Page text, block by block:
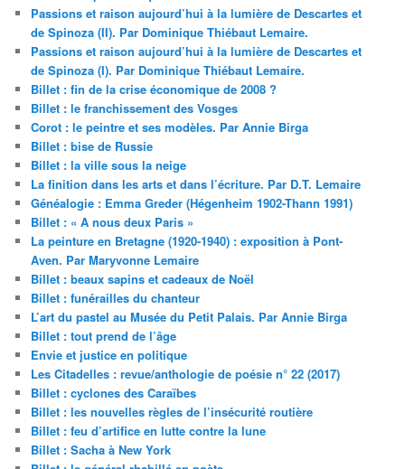
Passions et raison aujourd’hui à la lumière de Descartes et
de Spinoza (II). Par Dominique Thiébaut Lemaire.
Passions et raison aujourd’hui à la lumière de Descartes et
de Spinoza (I). Par Dominique Thiébaut Lemaire.
Billet : fin de la crise économique de 2008 ?
Billet : le franchissement des Vosges
Corot : le peintre et ses modèles. Par Annie Birga
Billet : bise de Russie
Billet : la ville sous la neige
La finition dans les arts et dans l’écriture. Par D.T. Lemaire
Généalogie : Emma Greder (Hégenheim 1902-Thann 1991)
Billet : « A nous deux Paris »
La peinture en Bretagne (1920-1940) : exposition à Pont-
Aven. Par Maryvonne Lemaire
Billet : beaux sapins et cadeaux de Noël
Billet : funérailles du chanteur
L’art du pastel au Musée du Petit Palais. Par Annie Birga
Billet : tout prend de l’âge
Envie et justice en politique
Les Citadelles : revue/anthologie de poésie n° 22 (2017)
Billet : cyclones des Caraïbes
Billet : les nouvelles règles de l’insécurité routière
Billet : feu d’artifice en lutte contre la lune
Billet : Sacha à New York